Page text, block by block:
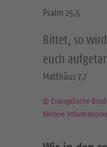
Psalm 25,5
Bittet, so
euch
Matthäus 7,7
© Evangelische
Weitere